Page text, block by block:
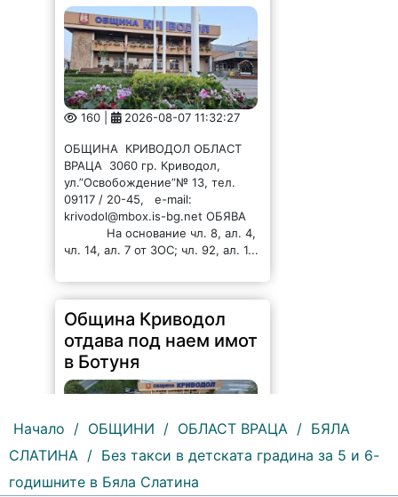
160 | 2026-08-07 11:32:27
ОБЩИНА КРИВОДОЛ ОБЛАСТ
ВРАЦА 3060 гр. Криводол,
ул.”Освобождение”№ 13, тел.
09117 / 20-45, e-mail:
krivodol@mbox.is-bg.net ОБЯВА
На основание чл. 8, ал. 4,
чл. 14, ал. 7 от ЗОС; чл. 92, ал. 1...
Община Криводол
отдава под наем имот
в Ботуня
Начало / ОБЩИНИ / ОБЛАСТ ВРАЦА / БЯЛА
СЛАТИНА / Без такси в детската градина за 5 и 6-
годишните в Бяла Слатина